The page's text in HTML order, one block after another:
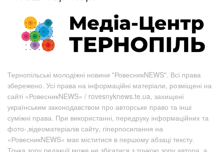
Тернопільські молодіжні новини "РовесникNEWS". Всі права
збережено. Усі права на інформаційні матеріали, розміщені на
сайті «РовесникNEWS» / rovesnyknews.te.ua, захищені
українським законодавством про авторське право та інші
суміжні права. При використанні, передруку інформаційних та
фото-,відеоматеріалів сайту, гіперпосилання на
«РовесникNEWS» має міститися в першому абзаці тексту.